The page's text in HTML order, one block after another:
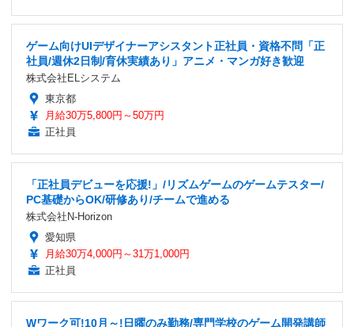
ゲーム向けUIデザイナーアシスタント正社員・資格不問「正
社員/週休2日制/育休実績あり」アニメ・マンガ好き歓迎
株式会社ELシステム
東京都
月給30万5,800円～50万円
正社員
「正社員デビューを応援!」/リズムゲームのゲームテスター/
PC基礎からOK/研修あり/チームで進める
株式会社N-Horizon
愛知県
月給30万4,000円～31万1,000円
正社員
Wワーク可!10月～!日曜のみ勤務/専門学校のゲーム開発講師